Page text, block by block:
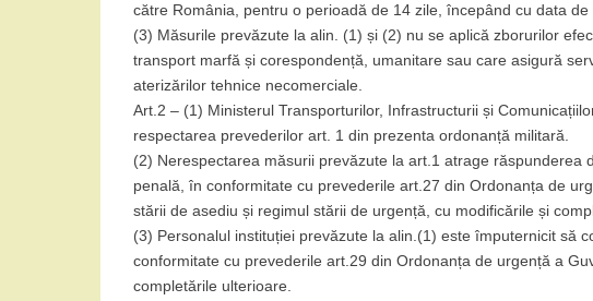
către România, pentru o perioadă de 14 zile, începând cu data de
(3) Măsurile prevăzute la alin. (1) și (2) nu se aplică zborurilor
transport marfă și corespondență, umanitare sau care asigură
aterizărilor tehnice necomerciale.
Art.2 – (1) Ministerul Transporturilor, Infrastructurii și
respectarea prevederilor art. 1 din prezenta ordonanță militară.
(2) Nerespectarea măsurii prevăzute la art.1 atrage răspunderea
penală, în conformitate cu prevederile art.27 din Ordonanța de
stării de asediu și regimul stării de urgență, cu modificările și
(3) Personalul instituției prevăzute la alin.(1) este împuternicit să
conformitate cu prevederile art.29 din Ordonanța de urgență a
completările ulterioare.